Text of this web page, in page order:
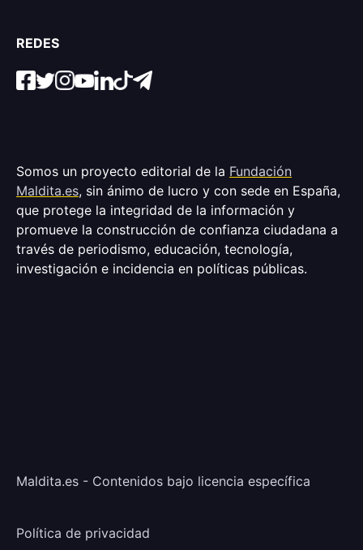
REDES
Somos un proyecto editorial de la Fundación
Maldita.es, sin ánimo de lucro y con sede en España,
que protege la integridad de la información y
promueve la construcción de confianza ciudadana a
través de periodismo, educación, tecnología,
investigación e incidencia en políticas públicas.
Maldita.es - Contenidos bajo licencia específica
Política de privacidad